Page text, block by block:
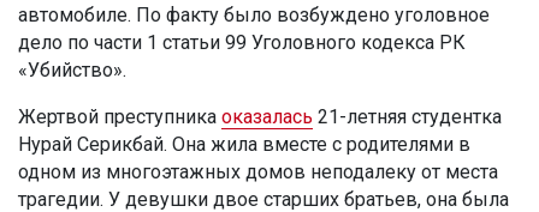
автомобиле. По факту было возбуждено уголовное
дело по части 1 статьи 99 Уголовного кодекса РК
«Убийство».
Жертвой преступника оказалась 21-летняя студентка
Нурай Серикбай. Она жила вместе с родителями в
одном из многоэтажных домов неподалеку от места
трагедии. У девушки двое старших братьев, она была